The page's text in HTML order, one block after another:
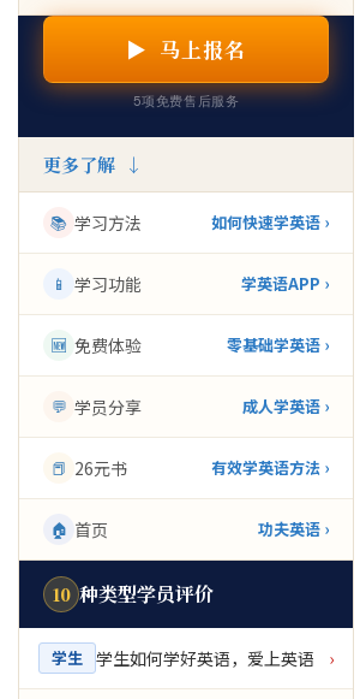
▶ 马上报名
5项免费售后服务
更多了解 ↓
📚 学习方法 如何快速学英语 ›
📱 学习功能 学英语APP ›
🆕 免费体验 零基础学英语 ›
💬 学员分享 成人学英语 ›
📕 26元书 有效学英语方法 ›
🏠 首页 功夫英语 ›
10 种类型学员评价
学生 学生如何学好英语，爱上英语 ›